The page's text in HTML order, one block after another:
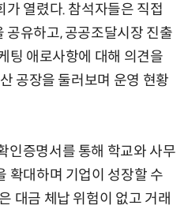
가 열렸다. 참석자들은 직접
공유하고, 공공조달시장 진출
팅 애로사항에 대해 의견을
공장을 둘러보며 운영 현황
인증명서를 통해 학교와 사무
확대하며 기업이 성장할 수
대금 체납 위험이 없고 거래